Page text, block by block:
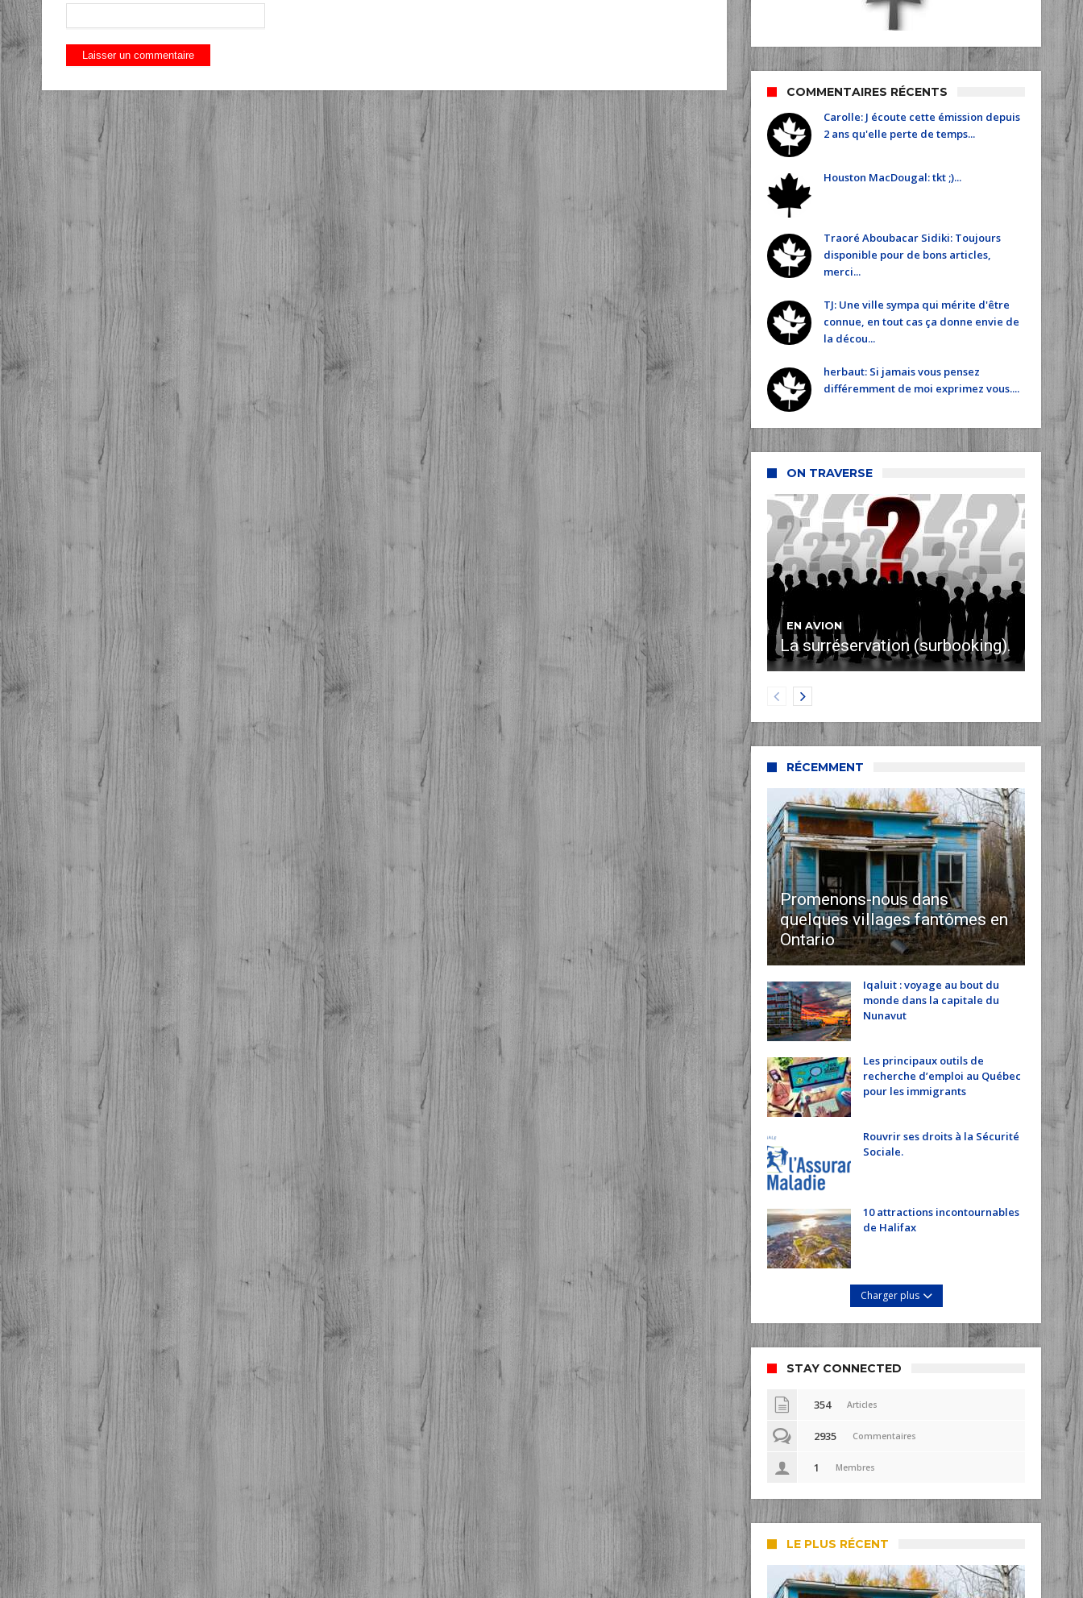
COMMENTAIRES RÉCENTS
Carolle: J écoute cette émission depuis
2 ans qu'elle perte de temps...
Houston MacDougal: tkt ;)...
Traoré Aboubacar Sidiki: Toujours
disponible pour de bons articles,
merci...
TJ: Une ville sympa qui mérite d'être
connue, en tout cas ça donne envie de
la décou...
herbaut: Si jamais vous pensez
différemment de moi exprimez vous....
ON TRAVERSE
EN AVION
La surréservation (surbooking).
RÉCEMMENT
Promenons-nous dans
quelques villages fantômes en
Ontario
Iqaluit : voyage au bout du
monde dans la capitale du
Nunavut
Les principaux outils de
recherche d’emploi au Québec
pour les immigrants
Rouvrir ses droits à la Sécurité
Sociale.
10 attractions incontournables
de Halifax
Charger plus
STAY CONNECTED
354 Articles
2935 Commentaires
1 Membres
LE PLUS RÉCENT